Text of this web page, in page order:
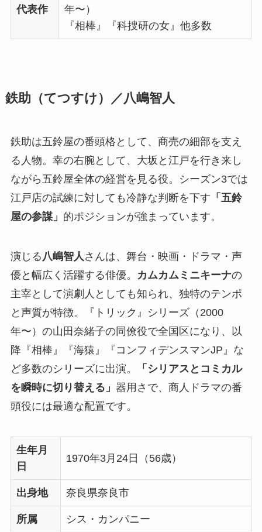
代表作
年〜）
『相棒』『科捜研の女』他多数
鉄助（てつすけ）／八嶋智人
鉄助は五鈴屋の番頭格として、商売の細部を支え
る人物。幸の右腕として、大坂と江戸を行き来し
ながら五鈴屋全体の経営を見る役。シーズン3では
江戸店の試練に対しても冷静な判断を下す 「五鈴
屋の参謀」 的ポジションが強まっています。
演じる 八嶋智人 さんは、舞台・映画・ドラマ・声
優と幅広く活躍する俳優。
カムカムミニキーナの
主宰として演劇人としても知られ、独特のテンポ
と声質が特徴。『トリック』シリーズ（2000
年〜）の山田奈緒子の同僚役で全国区になり、以
降『相棒』『海猿』『コンフィデンスマンJP』な
ど多数のシリーズに出演。
「シリアスとコミカル
を瞬時に切り替える」 器用さで、商人ドラマの番
頭役には最適な配置です。
生年月
日
1970年3月24日（56歳）
出身地 奈良県奈良市
所属 シス・カンパニー